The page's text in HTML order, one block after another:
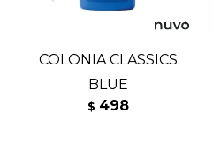
COLONIA CLASSICS
BLUE
$ 498